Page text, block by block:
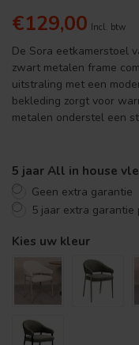
€129,00 Incl. btw
De Sora eetkamerstoel
zwart metalen frame
uitstraling met een
bekleding zorgt voor
metalen onderstel een
5 jaar All in house
Geen extra garantie
5 jaar extra
Kies uw kleur